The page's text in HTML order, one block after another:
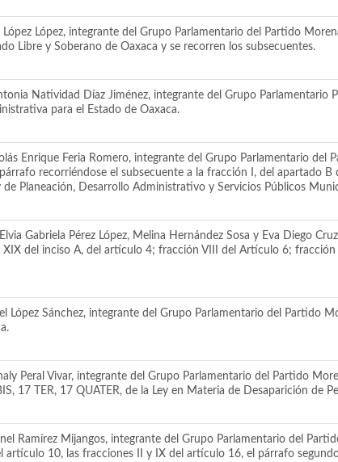
López, integrante del Grupo Parlamentario del Partido
Libre y Soberano de Oaxaca y se recorren los subsecuentes.
Natividad Díaz Jiménez, integrante del Grupo Parlamentario
para el Estado de Oaxaca.
Enrique Feria Romero, integrante del Grupo Parlamentario del
recorriéndose el subsecuente a la fracción I, del apartado
Planeación, Desarrollo Administrativo y Servicios Públicos
Gabriela Pérez López, Melina Hernández Sosa y Eva Diego
del inciso A, del artículo 4; fracción VIII del Artículo 6;
Sánchez, integrante del Grupo Parlamentario del Partido
Peral Vivar, integrante del Grupo Parlamentario del Partido
17 TER, 17 QUATER, de la Ley en Materia de Desaparición de
Ramírez Mijangos, integrante del Grupo Parlamentario del
10, las fracciones II y IX del artículo 16, el párrafo